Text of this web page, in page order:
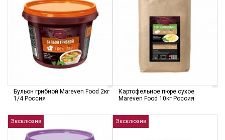
Бульон грибной Mareven Food 2кг
1/4 Россия
Картофельное пюре сухое
Mareven Food 10кг Россия
Эксклюзив Эксклюзив